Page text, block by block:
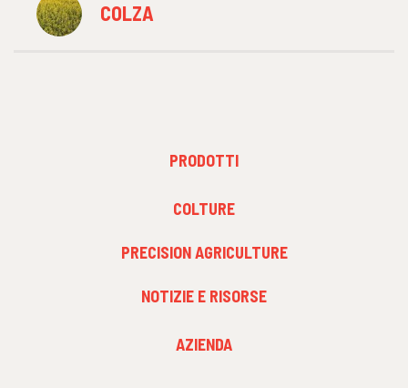
COLZA
PRODOTTI
COLTURE
PRECISION AGRICULTURE
NOTIZIE E RISORSE
AZIENDA